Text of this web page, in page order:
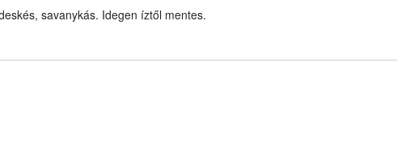
savanykás. Idegen íztől mentes.